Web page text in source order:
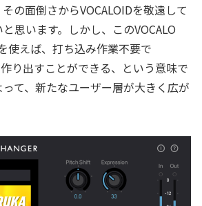
の面倒さからVOCALOIDを敬遠して
思います。しかし、このVOCALO
使えば、打ち込み作業不要で
り出すことができる、という意味で
て、新たなユーザー層が大きく広が